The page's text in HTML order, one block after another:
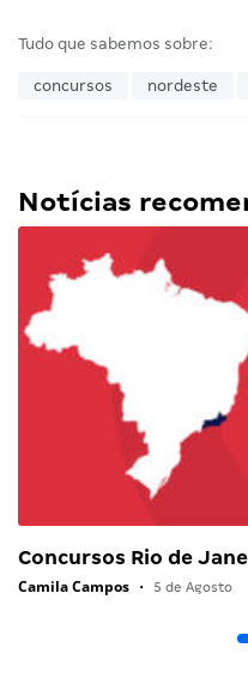
Tudo que sabemos sobre:
concursos nordeste
Notícias
Concursos Rio de
Camila Campos • 5 de Agosto